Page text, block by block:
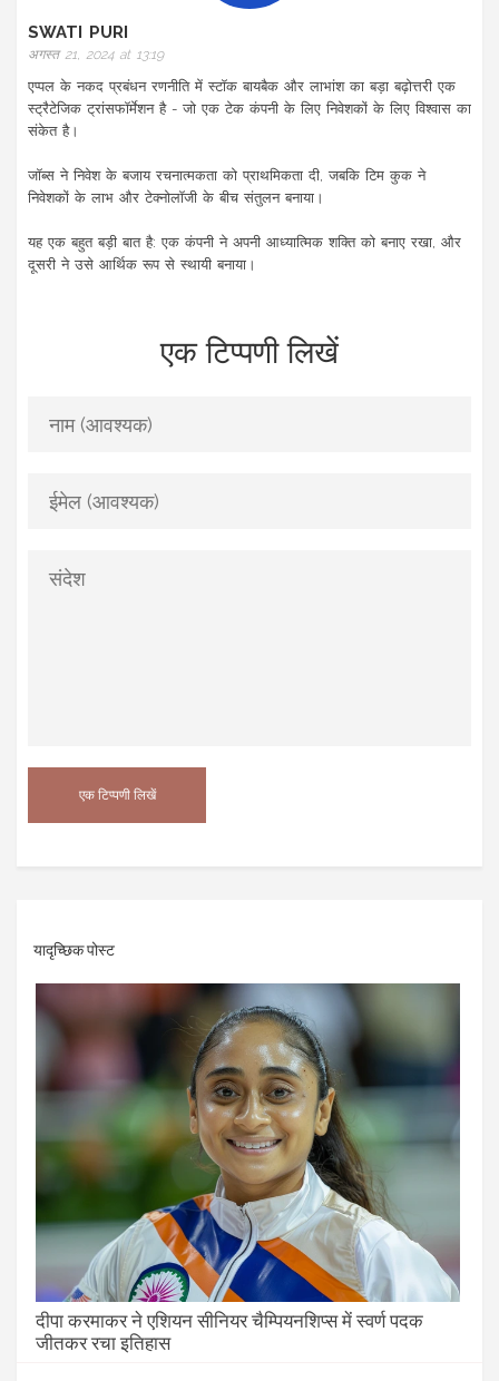
SWATI PURI
अगस्त 21, 2024 at 13:19
एप्पल के नकद प्रबंधन रणनीति में स्टॉक बायबैक और लाभांश का बड़ा बढ़ोत्तरी एक
स्ट्रैटेजिक ट्रांसफॉर्मेशन है - जो एक टेक कंपनी के लिए निवेशकों के लिए विश्वास का
संकेत है।
जॉब्स ने निवेश के बजाय रचनात्मकता को प्राथमिकता दी, जबकि टिम कुक ने
निवेशकों के लाभ और टेक्नोलॉजी के बीच संतुलन बनाया।
यह एक बहुत बड़ी बात है: एक कंपनी ने अपनी आध्यात्मिक शक्ति को बनाए रखा, और
दूसरी ने उसे आर्थिक रूप से स्थायी बनाया।
एक टिप्पणी लिखें
यादृच्छिक पोस्ट
दीपा करमाकर ने एशियन सीनियर चैम्पियनशिप्स में स्वर्ण पदक
जीतकर रचा इतिहास